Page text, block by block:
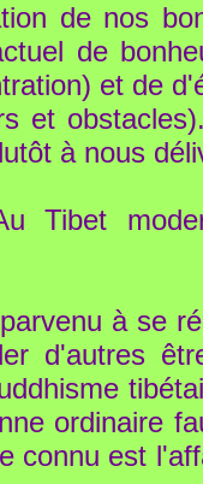
de nos
de
et de
et
à nous
Tibet
à se
d'autres
ordinaire
connu est